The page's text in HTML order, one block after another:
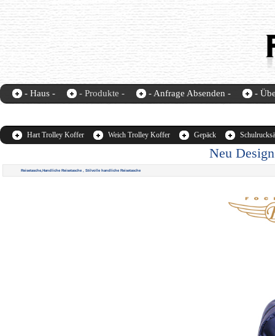
Fochier-home contact us
- Haus - - Produkte - - Anfrage Absenden - -
Hart Trolley Koffer Weich Trolley Koffer Gepäck
Neu
Reisetasche,Handliche Reisetasche , Stilvolle handliche Reisetasche